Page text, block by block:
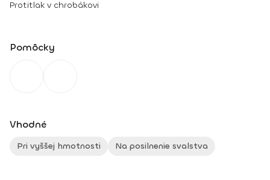
Protitlak v chrobákovi
Pomôcky
Vhodné
Pri vyššej hmotnosti Na posilnenie svalstva